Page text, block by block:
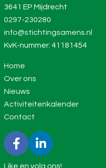
3641 EP Mijdrecht
0297-230280
info@stichtingsamens.nl
KvK-nummer: 41181454
Home
Over ons
Nieuws
Activiteitenkalender
Contact
Like en volg ons!